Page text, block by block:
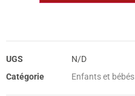
UGS
N/D
Catégorie
Enfants et bébés